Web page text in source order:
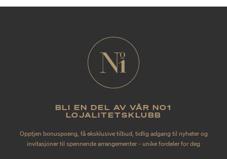
BLI EN DEL AV VÅR NO1
LOJALITETSKLUBB
Opptjen bonuspoeng, få eksklusive tilbud, tidlig adgang til nyheter og
invitasjoner til spennende arrangementer - unike fordeler for deg